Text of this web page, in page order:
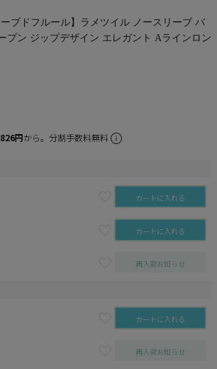
ーブドフルール】ラメツイル ノースリーブ バ
プン ジップデザイン エレガント Aラインロン
円から。分割手数料無料
カートに入れる
カートに入れる
再入荷お知らせ
カートに入れる
再入荷お知らせ